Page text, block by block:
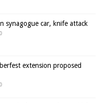
synagogue car, knife attack
0
extension proposed
0